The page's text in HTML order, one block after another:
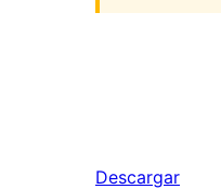
Descargar